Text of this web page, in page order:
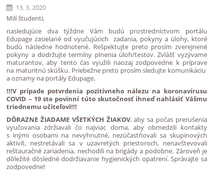
13. 3. 2020
Milí študenti,
nasledujúce dva týždne Vám budú prostredníctvom portálu
Edupage zasielané od vyučujúcich zadania, pokyny a úlohy, ktoré
budú následne hodnotené. Rešpektujte preto prosím zverejnené
pokyny a dodržujte termíny plnenia úloh/testov. Zvlášť vyzývame
maturantov, aby tento čas využili naozaj zodpovedne k príprave
na maturitnú skúšku. Priebežne preto prosím sledujte komunikáciu
a oznamy na portály Edupage.
!!!V prípade potvrdenia pozitívneho nálezu na koronavírusu
COVID – 19 ste povinní túto skutočnosť ihneď nahlásiť Vášmu
triednemu učiteľovi!!!
DÔRAZNE ŽIADAME VŠETKÝCH ŽIAKOV, aby sa počas prerušenia
vyučovania zdržiavali čo najviac doma, aby obmedzili kontakty
s inými osobami na nevyhnutné, nezúčastňovali sa skupinových
aktivít, nestretávali sa v uzavretých priestoroch, nenavštevovali
reštauračné zariadenia, nechodili na brigády a podobne. Zároveň je
dôležité dôsledné dodržiavanie hygienických opatrení. Správajte sa
zodpovedne!